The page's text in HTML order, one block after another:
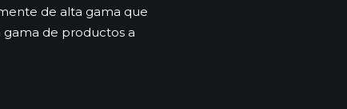
de alta gama que
gama de productos a